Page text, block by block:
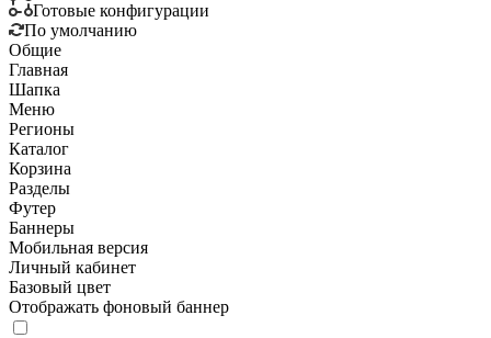
Готовые конфигурации
По умолчанию
Общие
Главная
Шапка
Меню
Регионы
Каталог
Корзина
Разделы
Футер
Баннеры
Мобильная версия
Личный кабинет
Базовый цвет
Отображать фоновый баннер